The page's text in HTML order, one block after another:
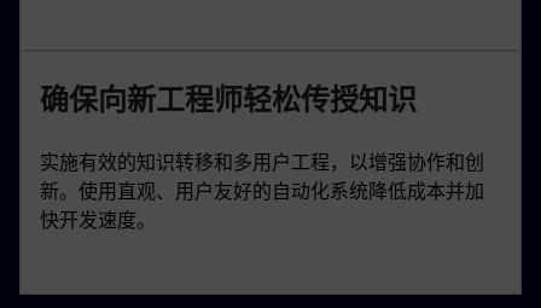
确保向新工程师轻松传授知识
实施有效的知识转移和多用户工程，以增强协作和创
新。使用直观、用户友好的自动化系统降低成本并加
快开发速度。